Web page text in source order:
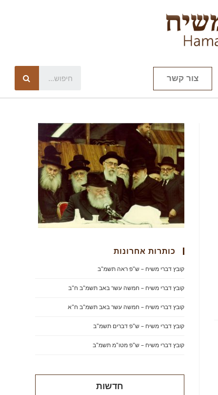
צור קשר
כותרות אחרונות
קובץ דברי משיח – ש"פ ראה תשמ"ב
קובץ דברי משיח – חמשה עשר באב תשמ"ב ח"ב
קובץ דברי משיח – חמשה עשר באב תשמ"ב ח"א
קובץ דברי משיח – ש"פ דברים תשמ"ב
קובץ דברי משיח – ש"פ מטו"מ תשמ"ב
חדשות